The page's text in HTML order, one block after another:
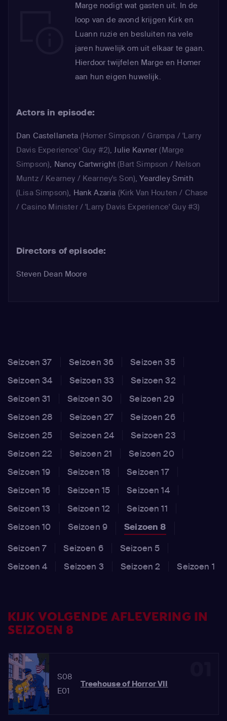
Marge nodigt wat gasten uit. In de
loop van de avond krijgen Kirk en
Luann ruzie en besluiten na vele
jaren huwelijk om uit elkaar te gaan.
Hierdoor twijfelen Marge en Homer
aan hun eigen huwelijk.
Actors in episode:
Dan Castellaneta (Homer Simpson / Grampa / 'Larry
Davis Experience' Guy #2),Julie Kavner (Marge
Simpson), Nancy Cartwright (Bart Simpson / Nelson
Muntz / Kearney / Kearney's Son),Yeardley Smith
(Lisa Simpson), Hank Azaria (Kirk Van Houten / Chase
/ Casino Minister / 'Larry Davis Experience' Guy #3)
Directors of episode:
Steven Dean Moore
Seizoen 37 Seizoen 36
Seizoen 35
Seizoen 34
Seizoen 33
Seizoen 32
Seizoen 31
Seizoen 30
Seizoen 29
Seizoen 28
Seizoen 27
Seizoen 26
Seizoen 25
Seizoen 24
Seizoen 23
Seizoen 22
Seizoen 21
Seizoen 20
Seizoen 19
Seizoen 18
Seizoen 17
Seizoen 16
Seizoen 15
Seizoen 14
Seizoen 13
Seizoen 12
Seizoen 11
Seizoen 10
Seizoen 9
Seizoen 8
Seizoen 7
Seizoen 6
Seizoen 5
Seizoen 4
Seizoen 3 Seizoen 2 Seizoen 1
KIJK VOLGENDE AFLEVERING IN
SEIZOEN 8
S08
E01
Treehouse of Horror VII